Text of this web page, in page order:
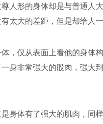
人形的身体却是与普通人
太大的差距，但是却给人
，仅从表面上看他的身体
身非常强大的股肉，强大
身体有了强大的肌肉，同